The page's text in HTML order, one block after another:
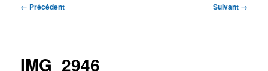
Navigation
← Précédent Suivant →
IMG_2946